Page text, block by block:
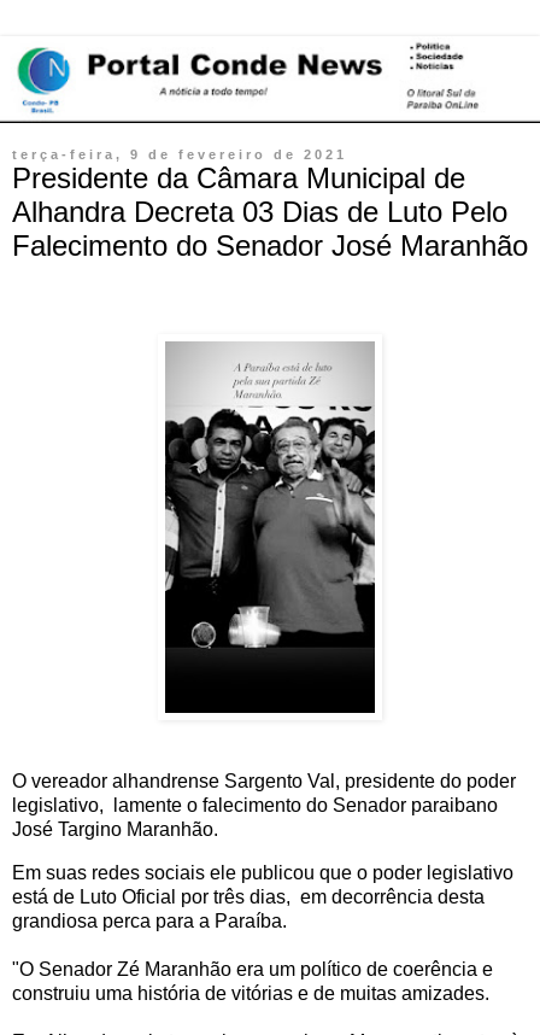
terça-feira, 9 de fevereiro de 2021
Presidente da Câmara Municipal de
Alhandra Decreta 03 Dias de Luto Pelo
Falecimento do Senador José Maranhão
O vereador alhandrense Sargento Val, presidente do poder
legislativo, lamente o falecimento do Senador paraibano
José Targino Maranhão.
Em suas redes sociais ele publicou que o poder legislativo
está de Luto Oficial por três dias, em decorrência desta
grandiosa perca para a Paraíba.
"O Senador Zé Maranhão era um político de coerência e
construiu uma história de vitórias e de muitas amizades.